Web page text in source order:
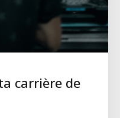
carrière de